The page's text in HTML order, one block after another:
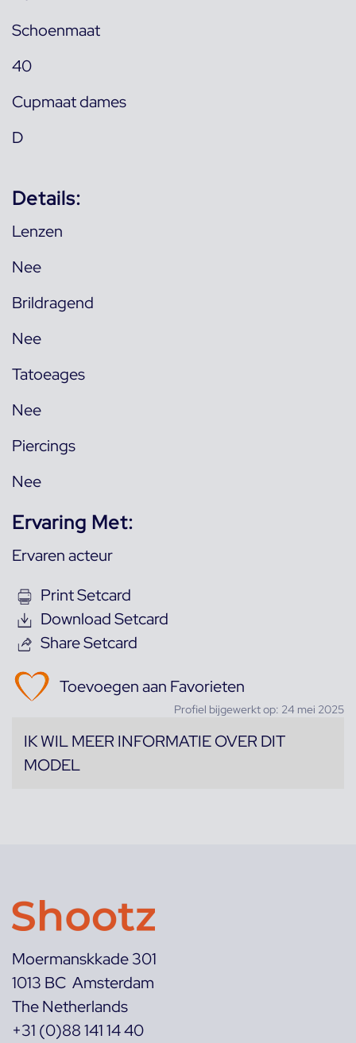
Schoenmaat
40
Cupmaat dames
D
Details:
Lenzen
Nee
Brildragend
Nee
Tatoeages
Nee
Piercings
Nee
Ervaring Met:
Ervaren acteur
Print Setcard
Download Setcard
Share Setcard
Toevoegen aan Favorieten
Profiel bijgewerkt op: 24 mei 2025
IK WIL MEER INFORMATIE OVER DIT
MODEL
Moermanskkade 301
1013 BC Amsterdam
The Netherlands
+31 (0)88 141 14 40